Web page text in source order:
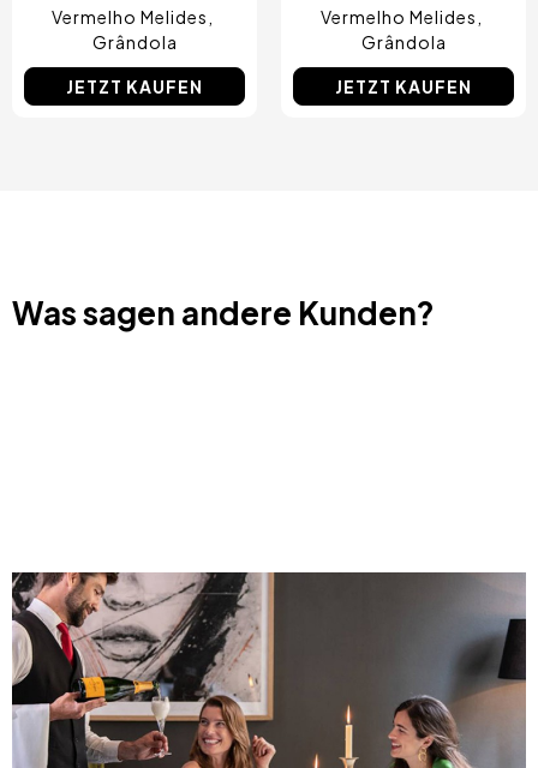
Vermelho Melides
Grândola
JETZT KAUFEN
Vermelho Melides
Grândola
JETZT KAUFEN
Was sagen andere Kunden?